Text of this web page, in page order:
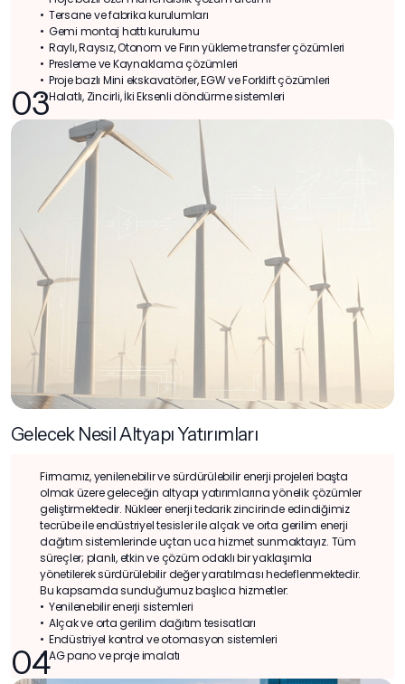
•⁠ ⁠Tersane ve fabrika kurulumları
•⁠ ⁠Gemi montaj hattı kurulumu
•⁠ ⁠Raylı, Raysız, Otonom ve Fırın yükleme transfer çözümleri
•⁠ ⁠Presleme ve Kaynaklama çözümleri
•⁠ ⁠Proje bazlı Mini ekskavatörler, EGW ve Forklift çözümleri
•⁠ ⁠Halatlı, Zincirli, İki Eksenli döndürme sistemleri
03
Gelecek Nesil Altyapı Yatırımları
Firmamız, yenilenebilir ve sürdürülebilir enerji projeleri başta
olmak üzere geleceğin altyapı yatırımlarına yönelik çözümler
geliştirmektedir. Nükleer enerji tedarik zincirinde edindiğimiz
tecrübe ile endüstriyel tesisler ile alçak ve orta gerilim enerji
dağıtım sistemlerinde uçtan uca hizmet sunmaktayız. Tüm
süreçler; planlı, etkin ve çözüm odaklı bir yaklaşımla
yönetilerek sürdürülebilir değer yaratılması hedeflenmektedir.
Bu kapsamda sunduğumuz başlıca hizmetler:
•⁠ ⁠Yenilenebilir enerji sistemleri
•⁠ ⁠Alçak ve orta gerilim dağıtım tesisatları
•⁠ ⁠Endüstriyel kontrol ve otomasyon sistemleri
•⁠ ⁠AG pano ve proje imalatı
04